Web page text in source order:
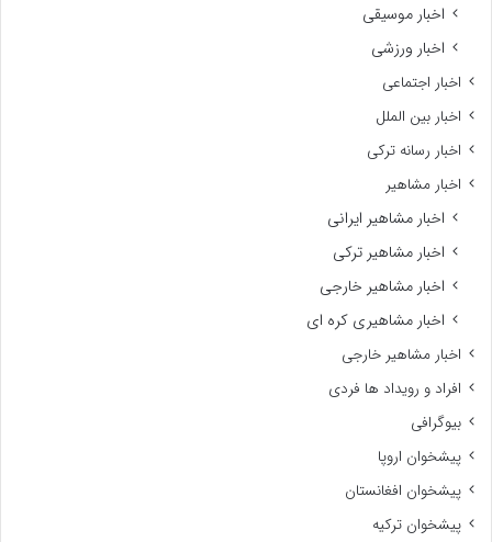
اخبار موسیقی
اخبار ورزشی
اخبار اجتماعی
اخبار بین الملل
اخبار رسانه ترکی
اخبار مشاهیر
اخبار مشاهیر ایرانی
اخبار مشاهیر ترکی
اخبار مشاهیر خارجی
اخبار مشاهیری کره ای
اخبار مشاهیر خارجی
افراد و رویداد ها فردی
بیوگرافی
پیشخوان اروپا
پیشخوان افغانستان
پیشخوان ترکیه